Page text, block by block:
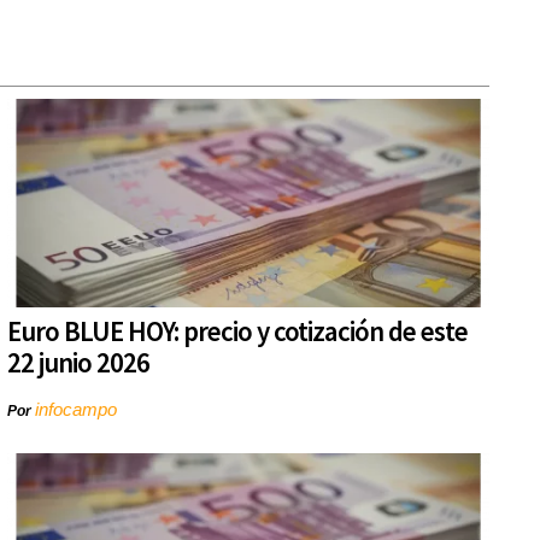
Euro BLUE HOY: precio y cotización de este
22 junio 2026
Porinfocampo